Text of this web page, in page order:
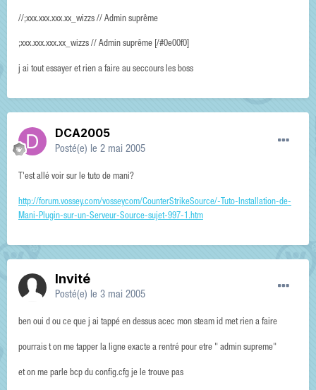
//;xxx.xxx.xxx.xx_wizzs // Admin suprême
;xxx.xxx.xxx.xx_wizzs // Admin suprême [/#0e00f0]
j ai tout essayer et rien a faire au seccours les boss
DCA2005
Posté(e) le 2 mai 2005
T'est allé voir sur le tuto de mani?
http://forum.vossey.com/vosseycom/CounterStrikeSource/-Tuto-Installation-de-
Mani-Plugin-sur-un-Serveur-Source-sujet-997-1.htm
Invité
Posté(e) le 3 mai 2005
ben oui d ou ce que j ai tappé en dessus acec mon steam id met rien a faire
pourrais t on me tapper la ligne exacte a rentré pour etre " admin supreme"
et on me parle bcp du config.cfg je le trouve pas